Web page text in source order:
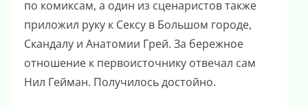
по комиксам, а один из сценаристов также
приложил руку к Сексу в Большом городе,
Скандалу и Анатомии Грей. За бережное
отношение к первоисточнику отвечал сам
Нил Гейман. Получилось достойно.